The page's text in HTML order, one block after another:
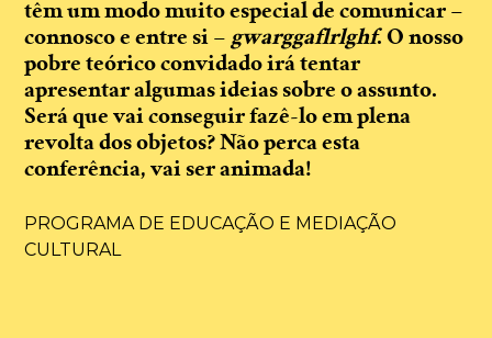
têm um modo muito especial de comunicar –
connosco e entre si – gwarggaflrlghf. O nosso
pobre teórico convidado irá tentar
apresentar algumas ideias sobre o assunto.
Será que vai conseguir fazê-lo em plena
revolta dos objetos? Não perca esta
conferência, vai ser animada!
PROGRAMA DE EDUCAÇÃO E MEDIAÇÃO
CULTURAL